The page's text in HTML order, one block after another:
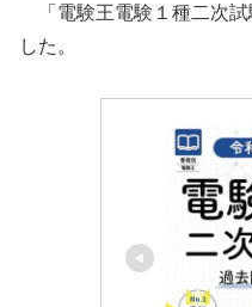
「電験王電験１種二次試
した。